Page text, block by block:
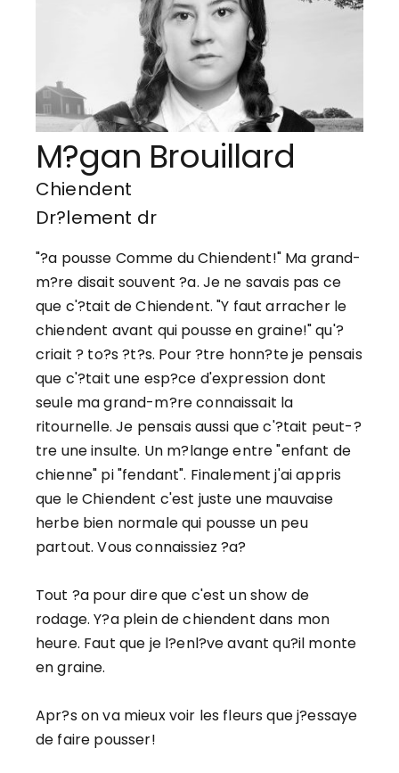
M?gan Brouillard
Chiendent
Dr?lement dr
"?a pousse Comme du Chiendent!" Ma grand-
m?re disait souvent ?a. Je ne savais pas ce
que c'?tait de Chiendent. "Y faut arracher le
chiendent avant qui pousse en graine!" qu'?
criait ? to?s ?t?s. Pour ?tre honn?te je pensais
que c'?tait une esp?ce d'expression dont
seule ma grand-m?re connaissait la
ritournelle. Je pensais aussi que c'?tait peut-?
tre une insulte. Un m?lange entre "enfant de
chienne" pi "fendant". Finalement j'ai appris
que le Chiendent c'est juste une mauvaise
herbe bien normale qui pousse un peu
partout. Vous connaissiez ?a?
Tout ?a pour dire que c'est un show de
rodage. Y?a plein de chiendent dans mon
heure. Faut que je l?enl?ve avant qu?il monte
en graine.
Apr?s on va mieux voir les fleurs que j?essaye
de faire pousser!